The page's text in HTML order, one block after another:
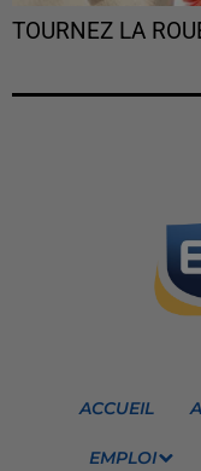
TOURNEZ LA
ACCUEIL
EMPLOI